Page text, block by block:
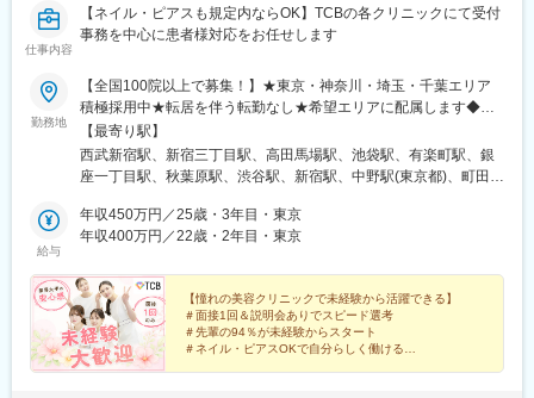
【配属先】
東京本社もしくはオンラインで面接を行い、面接の中で配属先を
横浜、千葉、仙台、札幌、名古屋、長野、大阪、広島、松山、福
岡
【未経験でも安心のフォロー体制】
■入社後1週間～数か月程度は、当社の歴史や事業、製品知識を学
近しい内容も学んでいただきます。
■その後は、OJTにて先輩社員の営業に同行していただき、独り立
【ワークライフバランスを重視した働き方】
■年休120日・土日祝休み・月残業18時間程でワークライフバラン
スが整う環境です。2024年度年間休暇は120日となっておりま
す。
仕事内容
【ネイル・ピアスも規定内ならOK】TCBの各クリニックにて受付
事務を中心に患者様対応をお任せします
勤務地
【全国100院以上で募集！】★東京・神奈川・埼玉・千葉エリア
積極採用中★転居を伴う転勤なし★希望エリアに配属します◆ク
リニック一覧＜全国100院以上展開＞【北海道・東北】旭川駅前
院、青森院、盛岡院、秋田院、山形院、仙台駅前院、福島院、郡
山院 など【関東】新宿東口院、池袋駅前院、品川院、秋葉原
横浜院、大宮東口院、水戸院、つくば院、宇都宮院、高崎院、前
橋院 など【中部】名古屋駅前院 、名古屋栄院、金山院、岐阜
院、長野院、松本院、山梨甲府駅前院 など【近畿】梅田大阪駅
前院、大阪阪急梅田駅前院、枚方院、天王寺院、堺院、なんば
院、心斎橋院、京都駅前院、奈良院、和歌山院、四日市院 など
【中四国】広島院、福山院、松山院、高松院、高知院、徳島院、
松江院、周南徳山駅ビル院 など【九州・沖縄】小倉院、佐賀
【最寄り駅】
西武新宿駅、新宿三丁目駅、高田馬場駅、池袋駅、有楽町駅、銀
座一丁目駅、秋葉原駅、渋谷駅、新宿駅、中野駅(東京都)、町田
浜駅、横浜駅、川崎駅、藤沢駅、本厚木駅、大宮駅(埼玉県)、川口
駅、川越駅、南越谷駅、宇都宮駅、水戸駅、つくば駅、千葉駅、
駅、さっぽろ駅、あおば通駅、福島駅(福島県)、郡山駅(福島県)、
青森駅、盛岡駅、山形駅、秋田駅、矢場町駅、近鉄名古屋駅、金
山駅(愛知県)、豊田市駅、駅前大通駅、名鉄岐阜駅、静岡駅、新浜
松駅、三島広小路駅、長野駅、松本駅、北鉄金沢駅、新潟駅、近
鉄四日市駅、電鉄富山駅、福井駅、甲府駅、東梅田駅、大阪難波
給与
年収450万円／25歳・3年目・東京
年収400万円／22歳・2年目・東京
【憧れの美容クリニックで未経験から活躍できる】
＃面接1回＆説明会ありでスピード選考
＃先輩の94％が未経験からスタート
＃ネイル・ピアスOKで自分らしく働ける